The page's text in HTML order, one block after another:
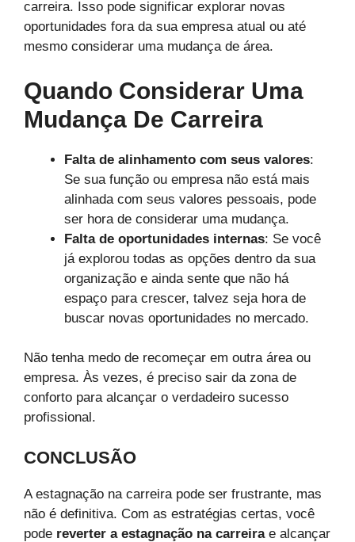
carreira. Isso pode significar explorar novas
oportunidades fora da sua empresa atual ou até
mesmo considerar uma mudança de área.
Quando Considerar Uma
Mudança De Carreira
Falta de alinhamento com seus valores:
Se sua função ou empresa não está mais
alinhada com seus valores pessoais, pode
ser hora de considerar uma mudança.
Falta de oportunidades internas: Se você
já explorou todas as opções dentro da sua
organização e ainda sente que não há
espaço para crescer, talvez seja hora de
buscar novas oportunidades no mercado.
Não tenha medo de recomeçar em outra área ou
empresa. Às vezes, é preciso sair da zona de
conforto para alcançar o verdadeiro sucesso
profissional.
CONCLUSÃO
A estagnação na carreira pode ser frustrante, mas
não é definitiva. Com as estratégias certas, você
pode reverter a estagnação na carreirae alcançar